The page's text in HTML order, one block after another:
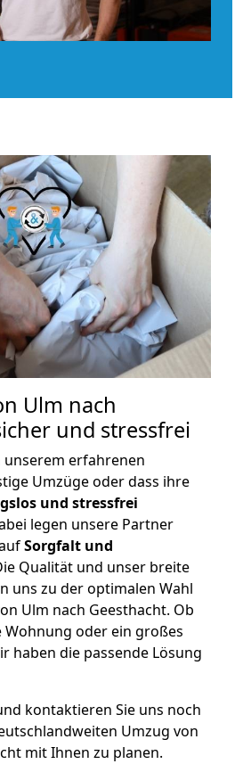
Ulm nach
und stressfrei
unserem erfahrenen
Umzüge oder dass ihre
und stressfrei
legen unsere Partner
Sorgfalt und
Qualität und unser breite
uns zu der optimalen Wahl
Ulm nach Geesthacht. Ob
Wohnung oder ein großes
haben die passende Lösung
kontaktieren Sie uns noch
Umzug von
mit Ihnen zu planen.